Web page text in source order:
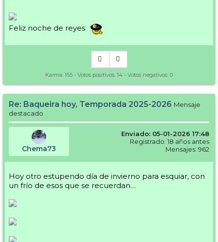
Feliz noche de reyes
Karma: 155 - Votos positivos: 14 - Votos negativos: 0
Re: Baqueira hoy, Temporada 2025-2026 Mensaje
destacado
Chema73
Enviado: 05-01-2026 17:48
Registrado: 18 años antes
Mensajes: 962
Hoy otro estupendo día de invierno para esquiar, con
un frío de esos que se recuerdan…